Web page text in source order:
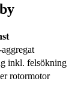
inkl. felsökning
rotormotor